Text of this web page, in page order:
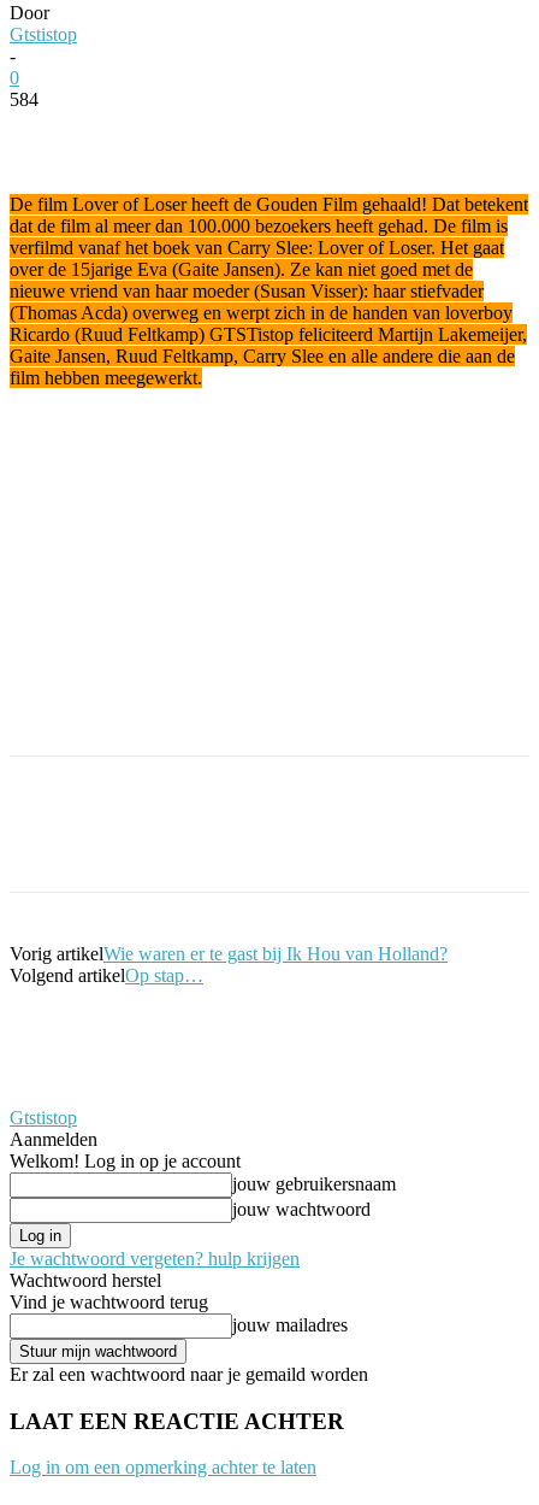
Door
Gtstistop
-
0
584
De film Lover of Loser heeft de Gouden Film gehaald! Dat betekent
dat de film al meer dan 100.000 bezoekers heeft gehad. De film is
verfilmd vanaf het boek van Carry Slee: Lover of Loser. Het gaat
over de 15jarige Eva (Gaite Jansen). Ze kan niet goed met de
nieuwe vriend van haar moeder (Susan Visser): haar stiefvader
(Thomas Acda) overweg en werpt zich in de handen van loverboy
Ricardo (Ruud Feltkamp) GTSTistop feliciteerd Martijn Lakemeijer,
Gaite Jansen, Ruud Feltkamp, Carry Slee en alle andere die aan de
film hebben meegewerkt.
Vorig artikelWie waren er te gast bij Ik Hou van Holland?
Volgend artikelOp stap…
Gtstistop
Aanmelden
Welkom! Log in op je account
jouw gebruikersnaam
jouw wachtwoord
Je wachtwoord vergeten? hulp krijgen
Wachtwoord herstel
Vind je wachtwoord terug
jouw mailadres
Er zal een wachtwoord naar je gemaild worden
LAAT EEN REACTIE ACHTER
Log in om een opmerking achter te laten